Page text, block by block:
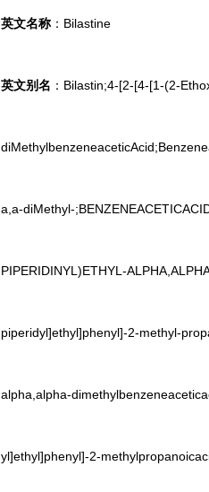
英文名称 ：Bilastine
英文别名 ：Bilastin;4-[2-[4-[1-(2-
a,a-diMethyl-
PIPERIDINYL)ETHYL-
piperidyl]ethyl]phenyl]-2-methyl-
alpha,alpha-
yl]ethyl]phenyl]-2-